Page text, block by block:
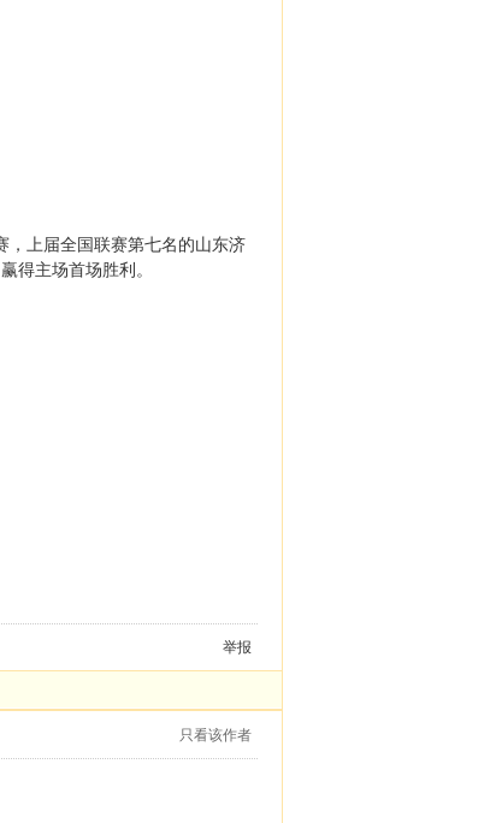
，上届全国联赛第七名的山东济
得主场首场胜利。
举报
只看该作者